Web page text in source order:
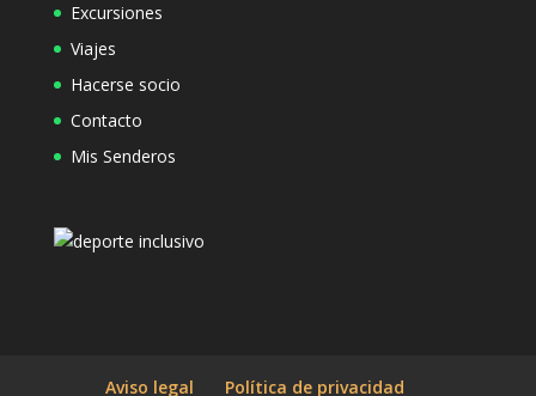
Excursiones
Viajes
Hacerse socio
Contacto
Mis Senderos
Aviso legal Política de privacidad